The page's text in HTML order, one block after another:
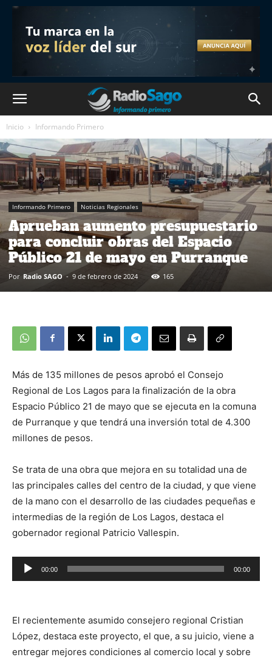
Inicio Informando Primero
Informando Primero Noticias Regionales
Aprueban aumento presupuestario
para concluir obras del Espacio
Público 21 de mayo en Purranque
Por Radio SAGO - 9 de febrero de 2024 165
Más de 135 millones de pesos aprobó el Consejo
Regional de Los Lagos para la finalización de la obra
Espacio Público 21 de mayo que se ejecuta en la comuna
de Purranque y que tendrá una inversión total de 4.300
millones de pesos.
Se trata de una obra que mejora en su totalidad una de
las principales calles del centro de la ciudad, y que viene
de la mano con el desarrollo de las ciudades pequeñas e
intermedias de la región de Los Lagos, destaca el
gobernador regional Patricio Vallespin.
Reproductor
de
00:00 00:00
El recientemente asumido consejero regional Cristian
López, destaca este proyecto, el que, a su juicio, viene a
entregar mejores condiciones al comercio local y sobre